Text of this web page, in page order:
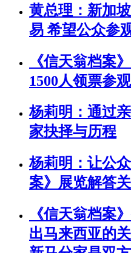
黄总理：新加
易 希望公众参
《信天翁档案
1500人领票参观
杨莉明：通过
家抉择与历程
杨莉明：让公
案》展览解答
《信天翁档案
出马来西亚的